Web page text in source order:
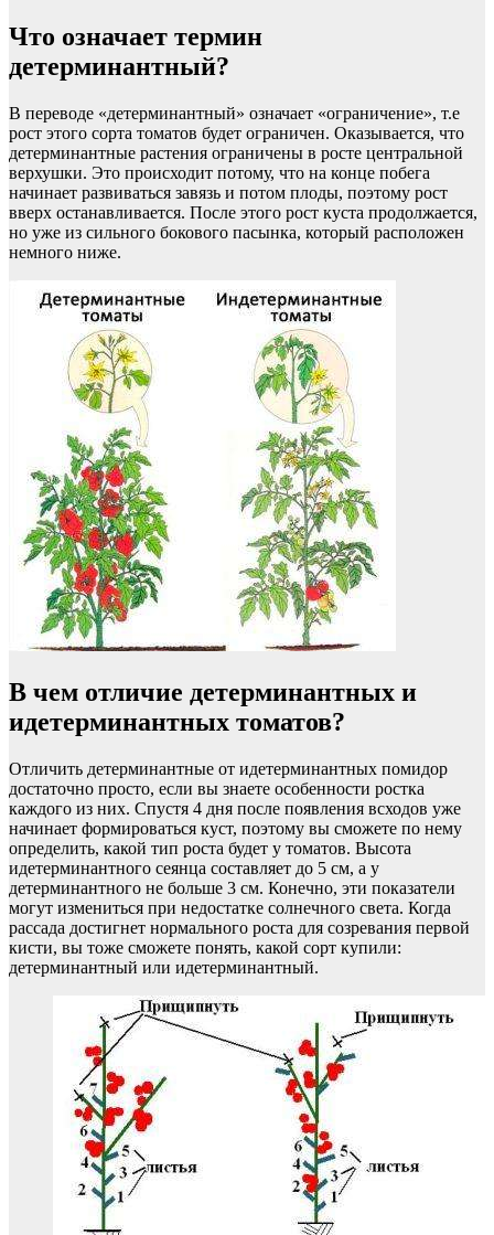
Что означает термин
детерминантный?
В переводе «детерминантный» означает «ограничение», т.е
рост этого сорта томатов будет ограничен. Оказывается, что
детерминантные растения ограничены в росте центральной
верхушки. Это происходит потому, что на конце побега
начинает развиваться завязь и потом плоды, поэтому рост
вверх останавливается. После этого рост куста продолжается,
но уже из сильного бокового пасынка, который расположен
немного ниже.
В чем отличие детерминантных и
идетерминантных томатов?
Отличить детерминантные от идетерминантных помидор
достаточно просто, если вы знаете особенности ростка
каждого из них. Спустя 4 дня после появления всходов уже
начинает формироваться куст, поэтому вы сможете по нему
определить, какой тип роста будет у томатов. Высота
идетерминантного сеянца составляет до 5 см, а у
детерминантного не больше 3 см. Конечно, эти показатели
могут измениться при недостатке солнечного света. Когда
рассада достигнет нормального роста для созревания первой
кисти, вы тоже сможете понять, какой сорт купили:
детерминантный или идетерминантный.